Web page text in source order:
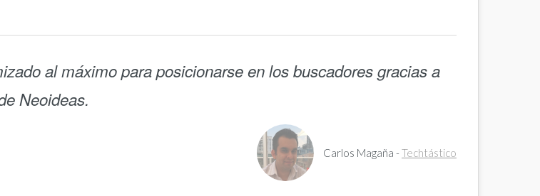
al máximo para posicionarse en los buscadores gracias a
Neoideas.
Carlos Magaña -Techtástico